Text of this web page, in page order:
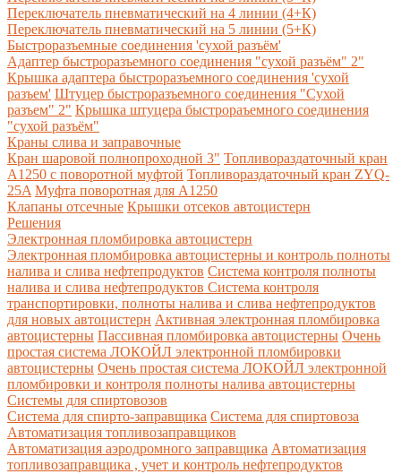
Переключатель пневматический на 4 линии (4+К)
Переключатель пневматический на 5 линии (5+К)
Быстроразъемные соединения 'сухой разъём'
Адаптер быстроразъемного соединения "сухой разъём" 2"
Крышка адаптера быстроразъемного соединения 'сухой
разъем' Штуцер быстроразъемного соединения "Сухой
разъем" 2" Крышка штуцера быстрораъемного соединения
"сухой разъём"
Краны слива и заправочные
Кран шаровой полнопроходной 3" Топливораздаточный кран
A1250 с поворотной муфтой Топливораздаточный кран ZYQ-
25A Муфта поворотная для А1250
Клапаны отсечные Крышки отсеков автоцистерн
Решения
Электронная пломбировка автоцистерн
Электронная пломбировка автоцистерны и контроль полноты
налива и слива нефтепродуктов Система контроля полноты
налива и слива нефтепродуктов Система контроля
транспортировки, полноты налива и слива нефтепродуктов
для новых автоцистерн Активная электронная пломбировка
автоцистерны Пассивная пломбировка автоцистерны Очень
простая система ЛОКОЙЛ электронной пломбировки
автоцистерны Очень простая система ЛОКОЙЛ электронной
пломбировки и контроля полноты налива автоцистерны
Системы для спиртовозов
Система для спирто-заправщика Система для спиртовоза
Автоматизация топливозаправщиков
Автоматизация аэродромного заправщика Автоматизация
топливозаправщика , учет и контроль нефтепродуктов